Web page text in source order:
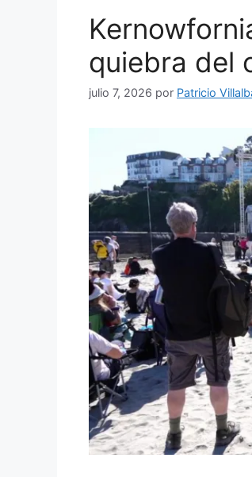
quiebra del
julio 7, 2026 por Patricio